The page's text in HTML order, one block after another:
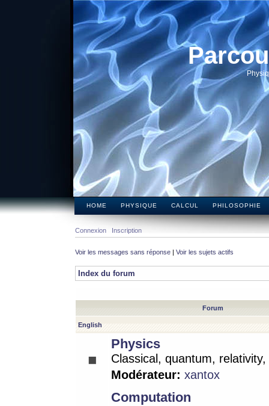
HOME PHYSIQUE CALCUL PHILOSOPHIE
Connexion Inscription
Voir les messages sans réponse | Voir les sujets actifs
Index du forum
Forum
English
Physics
Classical, quantum,
Modérateur: xantox
Computation